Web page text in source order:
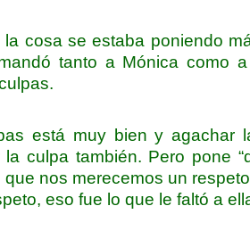
cosa se estaba poniendo
tanto a Mónica como
está muy bien y agachar
culpa también. Pero pone
nos merecemos un
eso fue lo que le faltó a